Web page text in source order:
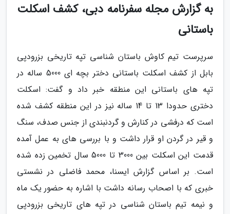
به گزارش مجله سفرنامه دبی، کشف اسکلت
باستانی
سرپرست تیم کاوش باستان شناسی تپه تاریخی بزرودپی
بابل از کشف اسکلت باستانی دختر بچه ای 5000 ساله در
تپه های باستانی این منطقه خبر داد و گفت: اسکلت
دختری حدودا 13 تا 14 ساله نیز در این منطقه کشف شده
است که درفشی در کنارش و گردنبندی از جنس صدف، سنگ
و قیر در گردن او قرار داشت و با بررسی های به عمل آمده
قدمت این اسکلت بین 3000 تا 5000 سال تخمین زده شده
است. بر اساس گزارش ایسنا، محمد فاضلی در نشستی
خبری که با اصحاب رسانه داشت با اشاره به حضور یک ماه
و نیمه تیم باستان شناسی در تپه های تاریخی بزرودپی